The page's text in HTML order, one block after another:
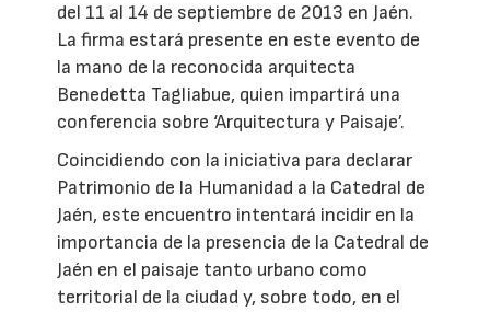
del 11 al 14 de septiembre de 2013 en Jaén.
La firma estará presente en este evento de
la mano de la reconocida arquitecta
Benedetta Tagliabue, quien impartirá una
conferencia sobre ‘Arquitectura y Paisaje’.
Coincidiendo con la iniciativa para declarar
Patrimonio de la Humanidad a la Catedral de
Jaén, este encuentro intentará incidir en la
importancia de la presencia de la Catedral de
Jaén en el paisaje tanto urbano como
territorial de la ciudad y, sobre todo, en el